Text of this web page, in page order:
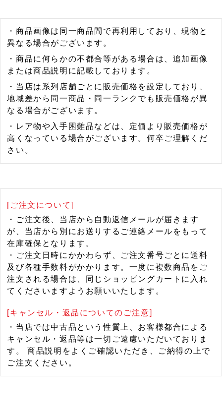
・商品画像は同一商品間で再利用しており、現物と
異なる場合がございます。
・商品に何らかの不都合等がある場合は、追加画像
または商品説明に記載しております。
・当店は系列店舗ごとに販売価格を設定しており、
地域差から同一商品・同一ランクでも販売価格が異
なる場合がございます。
・レア物や入手困難品などは、定価より販売価格が
高くなっている場合がございます。何卒ご理解くだ
さい。
[ご注文について]
・ご注文後、当店から自動返信メールが届きます
が、当店から別にお送りするご連絡メールをもって
在庫確保となります。
・ご注文日時にかかわらず、ご注文番号ごとに送料
及び各種手数料がかかります。一度に複数商品をご
注文される場合は、同じショッピングカートに入れ
てくださいますようお願いいたします。
[キャンセル・返品についてのご注意]
・当店では中古品という性質上、お客様都合による
キャンセル・返品等は一切ご遠慮いただいておりま
す。 商品説明をよくご確認いただき、ご納得の上で
ご注文ください。